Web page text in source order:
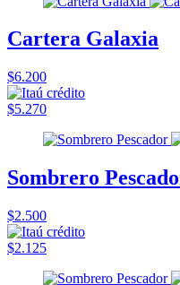
Cartera Galaxia
$6.200
$5.270
Sombrero
$2.500
$2.125